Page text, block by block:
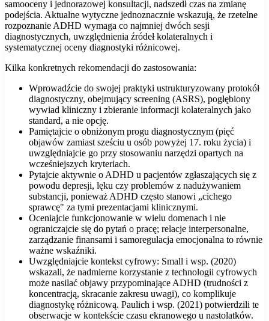
samooceny i jednorazowej konsultacji, nadszedł czas na zmianę
podejścia. Aktualne wytyczne jednoznacznie wskazują, że rzetelne
rozpoznanie ADHD wymaga co najmniej dwóch sesji
diagnostycznych, uwzględnienia źródeł kolateralnych i
systematycznej oceny diagnostyki różnicowej.
Kilka konkretnych rekomendacji do zastosowania:
Wprowadźcie do swojej praktyki ustrukturyzowany protokół
diagnostyczny, obejmujący screening (ASRS), pogłębiony
wywiad kliniczny i zbieranie informacji kolateralnych jako
standard, a nie opcję.
Pamiętajcie o obniżonym progu diagnostycznym (pięć
objawów zamiast sześciu u osób powyżej 17. roku życia) i
uwzględniajcie go przy stosowaniu narzędzi opartych na
wcześniejszych kryteriach.
Pytajcie aktywnie o ADHD u pacjentów zgłaszających się z
powodu depresji, lęku czy problemów z nadużywaniem
substancji, ponieważ ADHD często stanowi „cichego
sprawcę" za tymi prezentacjami klinicznymi.
Oceniajcie funkcjonowanie w wielu domenach i nie
ograniczajcie się do pytań o pracę; relacje interpersonalne,
zarządzanie finansami i samoregulacja emocjonalna to równie
ważne wskaźniki.
Uwzględniajcie kontekst cyfrowy: Small i wsp. (2020)
wskazali, że nadmierne korzystanie z technologii cyfrowych
może nasilać objawy przypominające ADHD (trudności z
koncentracją, skracanie zakresu uwagi), co komplikuje
diagnostykę różnicową. Paulich i wsp. (2021) potwierdzili te
obserwacje w kontekście czasu ekranowego u nastolatków.